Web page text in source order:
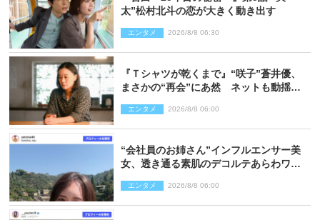
太”松村北斗の恋が大きく動き出す
エンタメ 2026/8/8 06:30
『Ｔシャツが乾くまで』“咲子”蒼井優、
まさかの“再会”にあ然 ネットも動揺
レあり）
エンタメ 2026/8/8 06:00
“会社員のお姉さん”インフルエンサー美
女、透き通る素肌のデコルテあらわワン
エンタメ 2026/8/8 06:00